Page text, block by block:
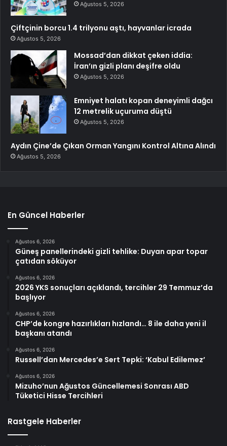
Ağustos 5, 2026
Çiftçinin borcu 1.4 trilyonu aştı, hayvanlar icrada
Ağustos 5, 2026
Mossad’dan dikkat çeken iddia:
İran’ın gizli planı deşifre oldu
Ağustos 5, 2026
Emniyet halatı kopan deneyimli dağcı
12 metrelik uçuruma düştü
Ağustos 5, 2026
Aydın Çine’de Çıkan Orman Yangını Kontrol Altına Alındı
Ağustos 5, 2026
En Güncel Haberler
Ağustos 6, 2026
Güneş panellerindeki gizli tehlike: Duyan apar topar
çatıdan söküyor
Ağustos 6, 2026
2026 YKS sonuçları açıklandı, tercihler 29 Temmuz’da
başlıyor
Ağustos 6, 2026
CHP’de kongre hazırlıkları hızlandı… 8 ile daha yeni il
başkanı atandı
Ağustos 6, 2026
Russell’dan Mercedes’e Sert Tepki: ‘Kabul Edilemez’
Ağustos 6, 2026
Mizuho’nun Ağustos Güncellemesi Sonrası ABD
Tüketici Hisse Tercihleri
Rastgele Haberler